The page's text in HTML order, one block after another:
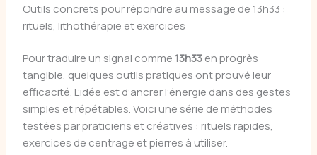
Outils concrets pour répondre au message de 13h33 :
rituels, lithothérapie et exercices
Pour traduire un signal comme 13h33en progrès
tangible, quelques outils pratiques ont prouvé leur
efficacité. L’idée est d’ancrer l’énergie dans des gestes
simples et répétables. Voici une série de méthodes
testées par praticiens et créatives : rituels rapides,
exercices de centrage et pierres à utiliser.